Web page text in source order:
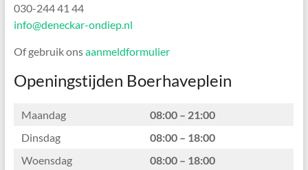
030-244 41 44
info@deneckar-ondiep.nl
Of gebruik onsaanmeldformulier
Openingstijden Boerhaveplein
Maandag
08:00 – 21:00
Dinsdag
08:00 – 18:00
Woensdag
08:00 – 18:00